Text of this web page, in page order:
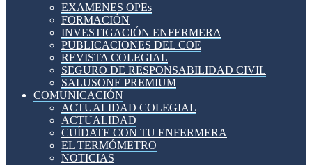
EXAMENES OPEs
FORMACIÓN
INVESTIGACIÓN ENFERMERA
PUBLICACIONES DEL COE
REVISTA COLEGIAL
SEGURO DE RESPONSABILIDAD CIVIL
SALUSONE PREMIUM
COMUNICACIÓN
ACTUALIDAD COLEGIAL
ACTUALIDAD
CUÍDATE CON TU ENFERMERA
EL TERMÓMETRO
NOTICIAS